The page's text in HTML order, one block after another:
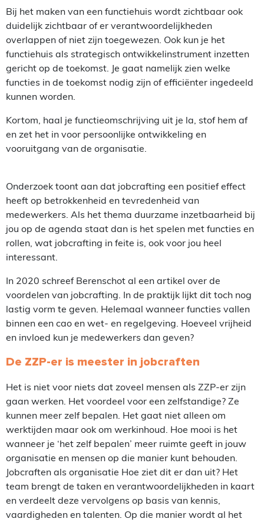
Bij het maken van een functiehuis wordt zichtbaar ook
duidelijk zichtbaar of er verantwoordelijkheden
overlappen of niet zijn toegewezen. Ook kun je het
functiehuis als strategisch ontwikkelinstrument inzetten
gericht op de toekomst. Je gaat namelijk zien welke
functies in de toekomst nodig zijn of efficiënter ingedeeld
kunnen worden.
Kortom, haal je functieomschrijving uit je la, stof hem af
en zet het in voor persoonlijke ontwikkeling en
vooruitgang van de organisatie.
Onderzoek toont aan dat jobcrafting een positief effect
heeft op betrokkenheid en tevredenheid van
medewerkers. Als het thema duurzame inzetbaarheid bij
jou op de agenda staat dan is het spelen met functies en
rollen, wat jobcrafting in feite is, ook voor jou heel
interessant.
In 2020 schreef Berenschot al een artikel over de
voordelen van jobcrafting. In de praktijk lijkt dit toch nog
lastig vorm te geven. Helemaal wanneer functies vallen
binnen een cao en wet- en regelgeving. Hoeveel vrijheid
en invloed kun je medewerkers dan geven?
De ZZP-er is meester in jobcraften
Het is niet voor niets dat zoveel mensen als ZZP-er zijn
gaan werken. Het voordeel voor een zelfstandige? Ze
kunnen meer zelf bepalen. Het gaat niet alleen om
werktijden maar ook om werkinhoud. Hoe mooi is het
wanneer je ‘het zelf bepalen’ meer ruimte geeft in jouw
organisatie en mensen op die manier kunt behouden.
Jobcraften als organisatie Hoe ziet dit er dan uit? Het
team brengt de taken en verantwoordelijkheden in kaart
en verdeelt deze vervolgens op basis van kennis,
vaardigheden en talenten. Op die manier wordt al het